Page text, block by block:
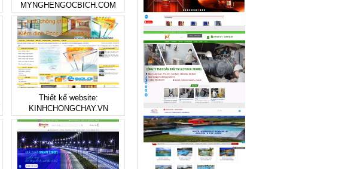
MYNGHENGOCBICH.COM
Thiết kế website:
KINHCHONGCHAY.VN